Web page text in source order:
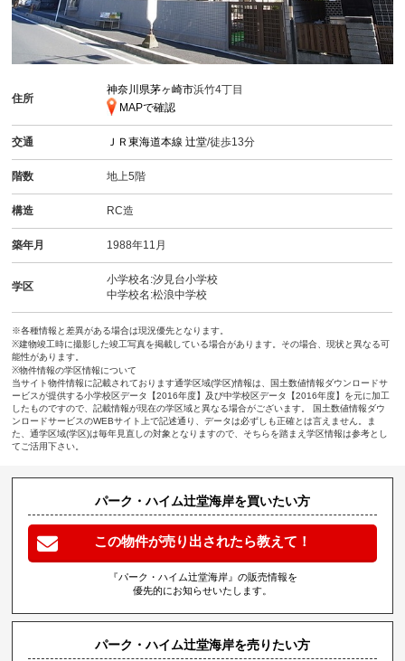
住所
神奈川県茅ヶ崎市浜竹4丁目
MAPで確認
交通 ＪＲ東海道本線辻堂/徒歩13分
階数 地上5階
構造 RC造
築年月 1988年11月
学区
小学校名:汐見台小学校
中学校名:松浪中学校
※各種情報と差異がある場合は現況優先となります。
※建物竣工時に撮影した竣工写真を掲載している場合があります。その場合、現状と異なる可
能性があります。
※物件情報の学区情報について
当サイト物件情報に記載されております通学区域(学区)情報は、国土数値情報ダウンロードサ
ービスが提供する小学校区データ【2016年度】及び中学校区データ【2016年度】を元に加工
したものですので、記載情報が現在の学区域と異なる場合がございます。 国土数値情報ダウ
ンロードサービスのWEBサイト上で記述通り、データは必ずしも正確とは言えません。ま
た、通学区域(学区)は毎年見直しの対象となりますので、そちらを踏まえ学区情報は参考とし
てご活用下さい。
パーク・ハイム辻堂海岸を買いたい方
この物件が売り出されたら教えて！
『パーク・ハイム辻堂海岸』の販売情報を
優先的にお知らせいたします。
パーク・ハイム辻堂海岸を売りたい方